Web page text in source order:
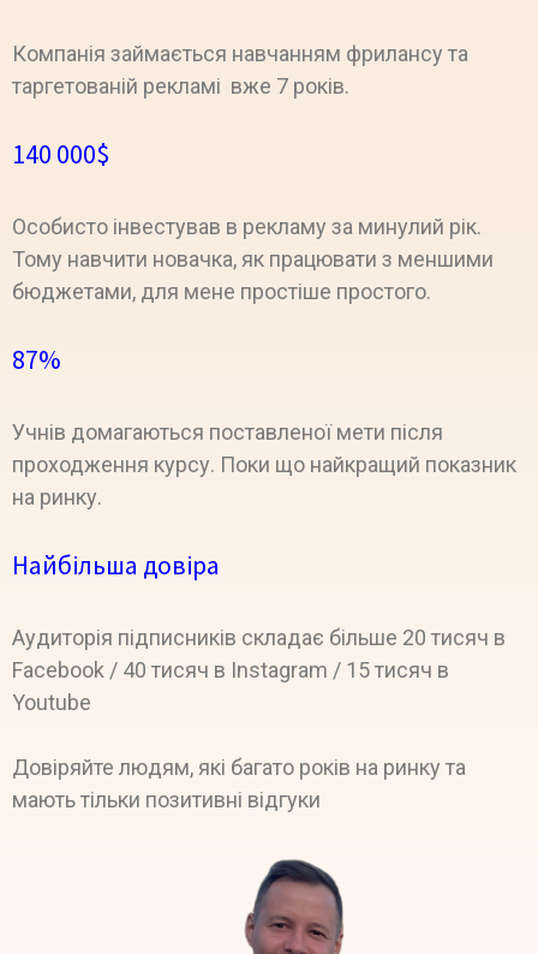
Компанія займається навчанням фрилансу та
таргетованій рекламі вже 7 років.
140 000$
Особисто інвестував в рекламу за минулий рік.
Тому навчити новачка, як працювати з меншими
бюджетами, для мене простіше простого.
87%
Учнів домагаються поставленої мети після
проходження курсу. Поки що найкращий показник
на ринку.
Найбільша довіра
Аудиторія підписників складає більше 20 тисяч в
Facebook / 40 тисяч в Instagram / 15 тисяч в
Youtube
Довіряйте людям, які багато років на ринку та
мають тільки позитивні відгуки